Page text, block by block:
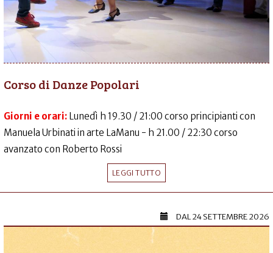
Corso di Danze Popolari
Giorni e orari: Lunedì h 19.30 / 21:00 corso principianti con
Manuela Urbinati in arte LaManu - h 21.00 / 22:30 corso
avanzato con Roberto Rossi
LEGGI TUTTO
DAL24 SETTEMBRE 2026